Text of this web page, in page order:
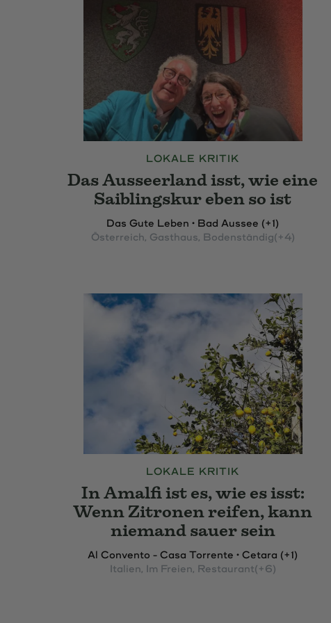
LOKALE KRITIK
Das Ausseerland isst, wie eine
Saiblingskur eben so ist
Das Gute Leben • Bad Aussee (+1)
Österreich, Gasthaus, Bodenständig(+4)
LOKALE KRITIK
In Amalfi ist es, wie es isst:
Wenn Zitronen reifen, kann
niemand sauer sein
Al Convento - Casa Torrente • Cetara (+1)
Italien, Im Freien, Restaurant(+6)